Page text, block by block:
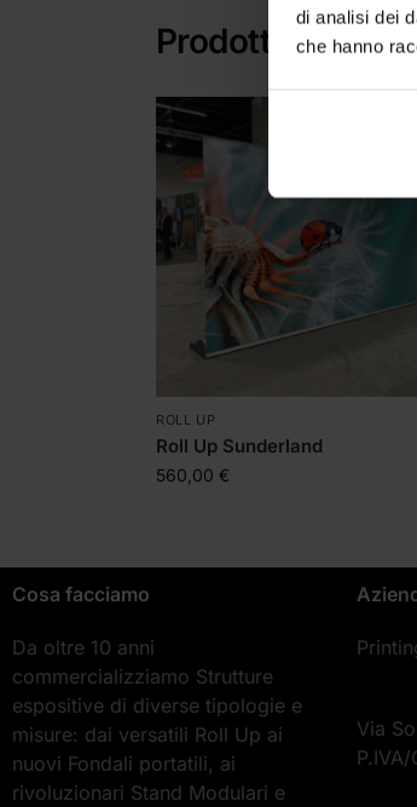
di analisi dei
che hanno
Prodotti correlati
ROLL UP
Roll Up Sunderland
560,00 €
Cosa facciamo
Da oltre 10 anni
commercializziamo Strutture
espositive di diverse tipologie e
misure: dai versatili Roll Up ai
nuovi Fondali portatili, ai
rivoluzionari Stand Modulari e
Via